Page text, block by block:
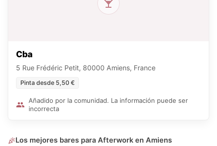
Cba
5 Rue Frédéric Petit, 80000 Amiens, France
Pinta desde 5,50 €
Añadido por la comunidad. La información puede ser
incorrecta
Los mejores bares para Afterwork en Amiens